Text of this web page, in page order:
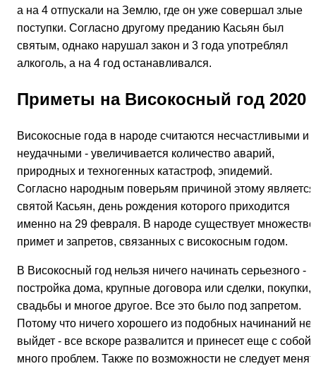
а на 4 отпускали на Землю, где он уже совершал злые
поступки. Согласно другому преданию Касьян был
святым, однако нарушал закон и 3 года употреблял
алкоголь, а на 4 год останавливался.
Приметы на Високосный год 2020
Високосные года в народе считаются несчастливыми и
неудачными - увеличивается количество аварий,
природных и техногенных катастроф, эпидемий.
Согласно народным поверьям причиной этому является
святой Касьян, день рождения которого приходится
именно на 29 февраля. В народе существует множество
примет и запретов, связанных с високосным годом.
В Високосный год нельзя ничего начинать серьезного -
постройка дома, крупные договора или сделки, покупки,
свадьбы и многое другое. Все это было под запретом.
Потому что ничего хорошего из подобных начинаний не
выйдет - все вскоре развалится и принесет еще с собой
много проблем. Также по возможности не следует